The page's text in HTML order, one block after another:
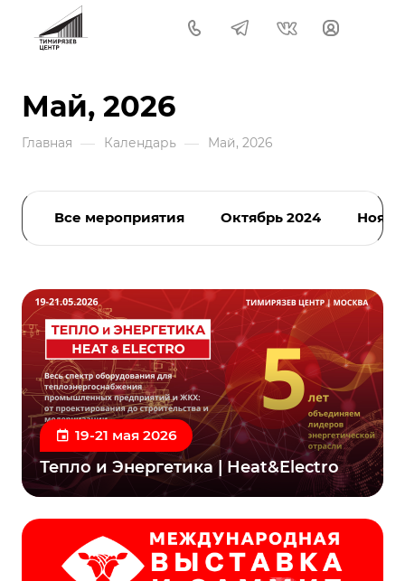
Май, 2026
Главная — Календарь — Май, 2026
Все мероприятия Октябрь 2024
19-21 мая 2026
Тепло и Энергетика | Heat&Electro